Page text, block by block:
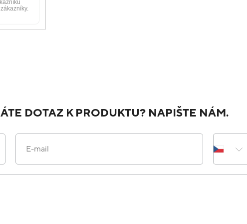
všechno OK
Ověřený zákazník
Výborný obchod, rychle a spolehlivě dodání.